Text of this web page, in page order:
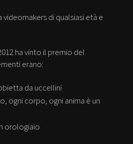
di qualsiasi età e
ha vinto il premio del
erano:
da uccellini
ogni corpo, ogni anima è un
orologiaio